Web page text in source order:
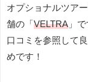
オプショナルツア
舗の「VELTRA 」で
口コミを参照して
めです！